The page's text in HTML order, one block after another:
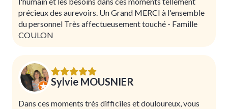
précieux des aurevoirs. Un Grand MERCI à l'ensemble
du personnel Très affectueusement touché - Famille
COULON
Sylvie MOUSNIER
Dans ces moments très difficiles et douloureux, vous